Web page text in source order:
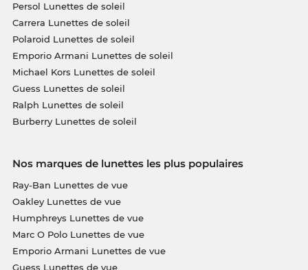
Persol Lunettes de soleil
Carrera Lunettes de soleil
Polaroid Lunettes de soleil
Emporio Armani Lunettes de soleil
Michael Kors Lunettes de soleil
Guess Lunettes de soleil
Ralph Lunettes de soleil
Burberry Lunettes de soleil
Nos marques de lunettes les plus populaires
Ray-Ban Lunettes de vue
Oakley Lunettes de vue
Humphreys Lunettes de vue
Marc O Polo Lunettes de vue
Emporio Armani Lunettes de vue
Guess Lunettes de vue